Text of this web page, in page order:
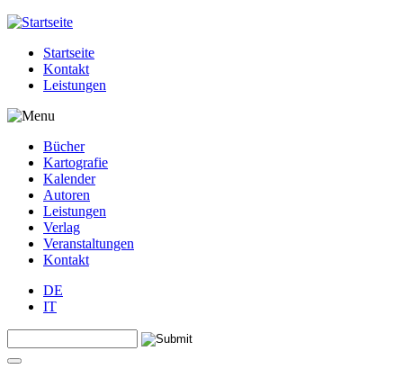
Jump to navigation
Startseite
Kontakt
Leistungen
Bücher
Kartografie
Kalender
Autoren
Leistungen
Verlag
Veranstaltungen
Kontakt
DE
IT
Suchformular